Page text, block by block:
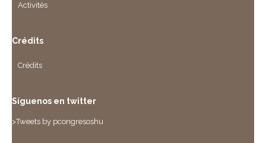
Activités
Crédits
Crédits
Síguenos en twitter
>Tweets by pcongresoshu